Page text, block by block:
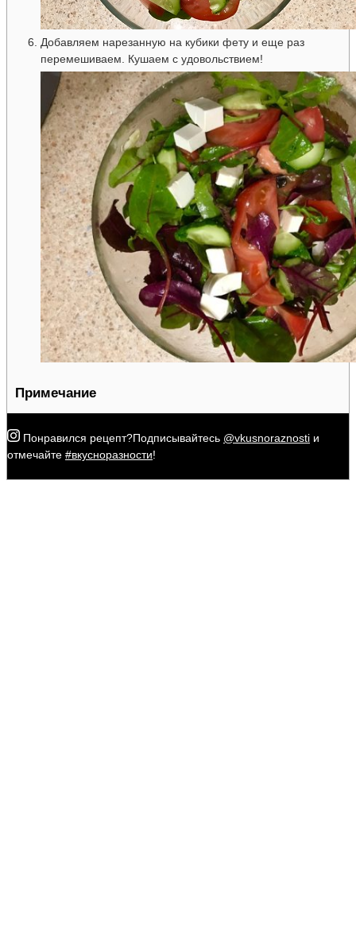
Добавляем нарезанную на кубики фету и еще раз
перемешиваем. Кушаем с удовольствием!
Примечание
Понравился рецепт?Подписывайтесь @vkusnoraznosti и
отмечайте #вкусноразности!